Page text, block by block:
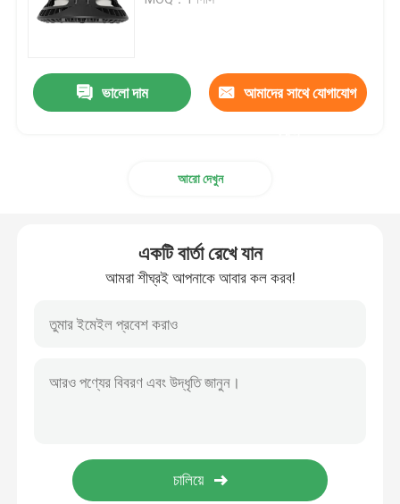
টেনিস কোর্ট ফ্লাডলাইট
এলইডি হাই মাস্ট লাইট
UFO উচ্চ উপসাগরীয় আলো
LED লিনিয়ার হাই বে লাইট
ভালো দাম আমাদের সাথে যোগাযোগ
আরো দেখুন
একটি বার্তা রেখে যান
আমরা শীঘ্রই আপনাকে আবার কল করব!